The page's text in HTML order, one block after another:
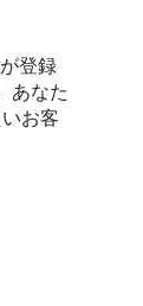
登録
あなた
お客